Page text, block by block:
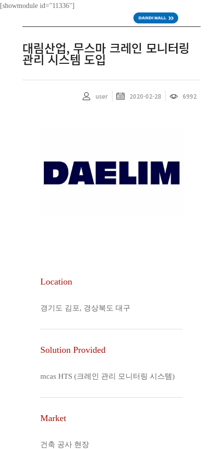
[showmodule id="11336"]
대림산업, 무스마 크레인 모니터링
관리 시스템 도입
user 2020-02-28 6992
Location
경기도 김포, 경상북도 대구
Solution Provided
mcas HTS (크레인 관리 모니터링 시스템)
Market
건축 공사 현장